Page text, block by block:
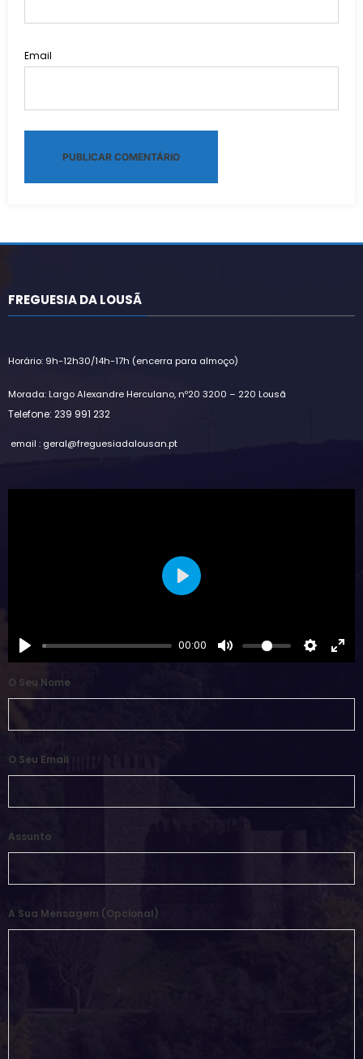
Email
FREGUESIA DA LOUSÃ
Horário: 9h-12h30/14h-17h (encerra para almoço)
Morada: Largo Alexandre Herculano, nº20 3200 – 220 Lousã
Telefone: 239 991 232
email : geral@freguesiadalousan.pt
00:00
Play
O Seu Nome
O Seu Email
Assunto
A Sua Mensagem (opcional)